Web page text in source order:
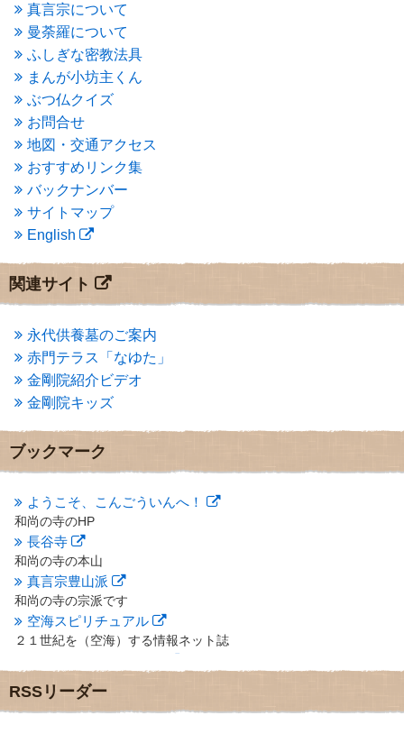
2015年6月(3)
2015年5月(1)
2015年4月(1)
2015年3月 (3)
2015年2月(3)
2015年1月(1)
2014年12月
2014年9月(1)
2014年5月 (1)
2014年4月
2014年1月(1)
2013年11月 (4)
2013年10月
2013年8月
(7)
2013年7月
(7)
2013年5月(13)
2013年4月(1)
2013年3月 (4)
2013年2月(6)
2013年1月(6)
2012年12月(7)
2012年11月(7)
2012年10月
2012年8月
(9)
2012年7月(10)
2012年6月
2012年5月(16)
2012年4月 (16)
2012年3月(17)
2012年2月(20)
2012年1月(25)
2011年11月(28)
2011年10月(31)
2011年9月(24)
真言宗について
曼荼羅について
ふしぎな密教法具
まんが小坊主くん
ぶつ仏クイズ
お問合せ
地図・交通アクセス
おすすめリンク集
バックナンバー
サイトマップ
English
関連サイト
永代供養墓のご案内
赤門テラス「なゆた」
金剛院紹介ビデオ
金剛院キッズ
ブックマーク
ようこそ、こんごういんへ！
和尚の寺のHP
長谷寺
和尚の寺の本山
真言宗豊山派
和尚の寺の宗派です
空海スピリチュアル
２１世紀を（空海）する情報ネット誌
地域のライターさんです
小豆島 圓満寺
RSSリーダー